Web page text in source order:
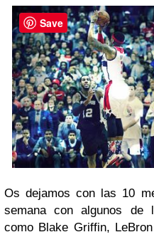
Os dejamos con las 10
semana con algunos de
como Blake Griffin,
Save